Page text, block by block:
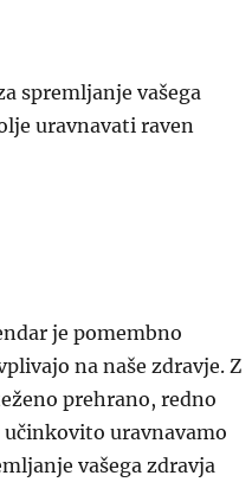
spremljanje vašega
uravnavati raven
je pomembno
na naše zdravje. Z
prehrano, redno
uravnavamo
vašega zdravja